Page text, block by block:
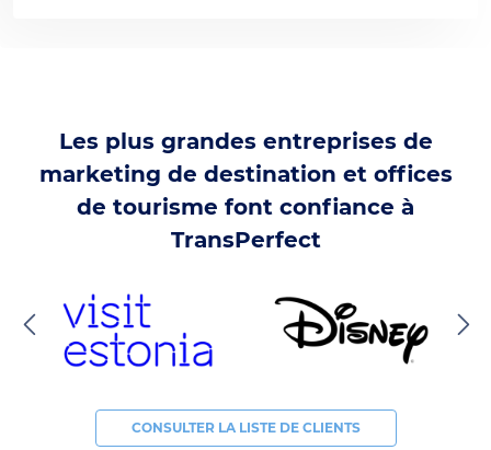
Les plus grandes entreprises de
marketing de destination et offices
de tourisme font confiance à
TransPerfect
CONSULTER LA LISTE DE CLIENTS